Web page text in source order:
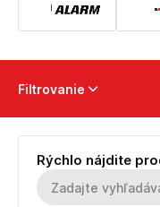
Filtrovanie
Rýchlo nájdite